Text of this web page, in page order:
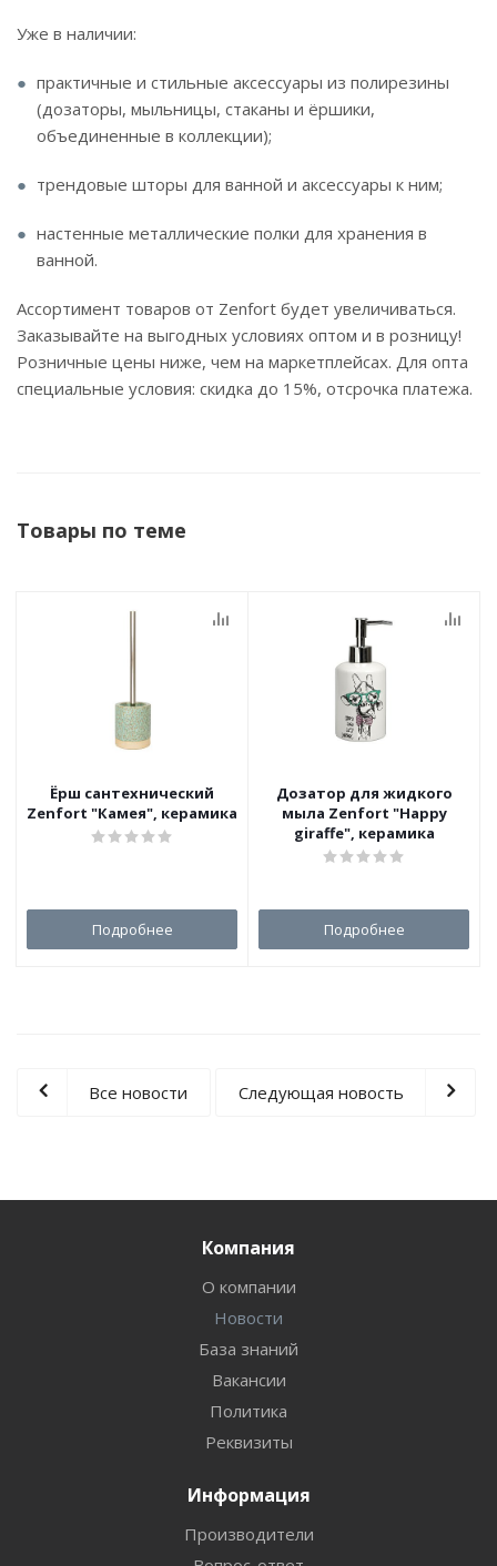
Уже в наличии:
практичные и стильные аксессуары из полирезины
(дозаторы, мыльницы, стаканы и ёршики,
объединенные в коллекции);
трендовые шторы для ванной и аксессуары к ним;
настенные металлические полки для хранения в
ванной.
Ассортимент товаров от Zenfort будет увеличиваться.
Заказывайте на выгодных условиях оптом и в розницу!
Розничные цены ниже, чем на маркетплейсах. Для опта
специальные условия: скидка до 15%, отсрочка платежа.
Товары по теме
Ёрш сантехнический
Zenfort "Камея", керамика
Подробнее
Дозатор для жидкого
мыла Zenfort "Happy
giraffe", керамика
Подробнее
Все новости Следующая новость
Компания
О компании
Новости
База знаний
Вакансии
Политика
Реквизиты
Информация
Производители